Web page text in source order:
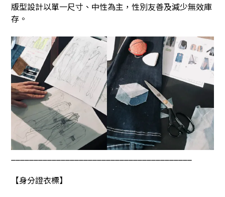
版型設計以單一尺寸、中性為主，性別友善及減少無效庫
存。
【身分證衣標】